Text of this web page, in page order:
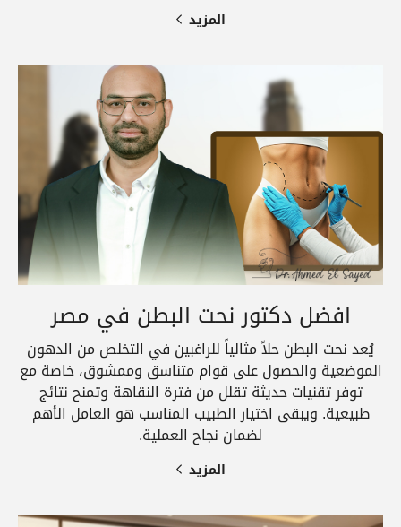
المزيد
افضل دكتور نحت البطن في مصر
يُعد نحت البطن حلاً مثالياً للراغبين في التخلص من الدهون
الموضعية والحصول على قوام متناسق وممشوق، خاصة مع
توفر تقنيات حديثة تقلل من فترة النقاهة وتمنح نتائج
طبيعية. ويبقى اختيار الطبيب المناسب هو العامل الأهم
لضمان نجاح العملية.
المزيد